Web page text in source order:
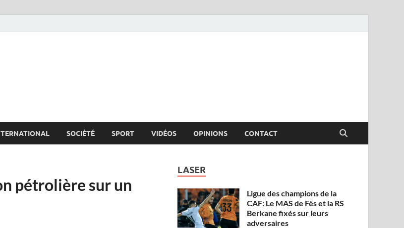
SOCIÉTÉ SPORT VIDÉOS OPINIONS CONTACT
pétrolière sur un
LASER
Ligue des champions de la
CAF: Le MAS de Fès et la RS
Berkane fixés sur leurs
adversaires